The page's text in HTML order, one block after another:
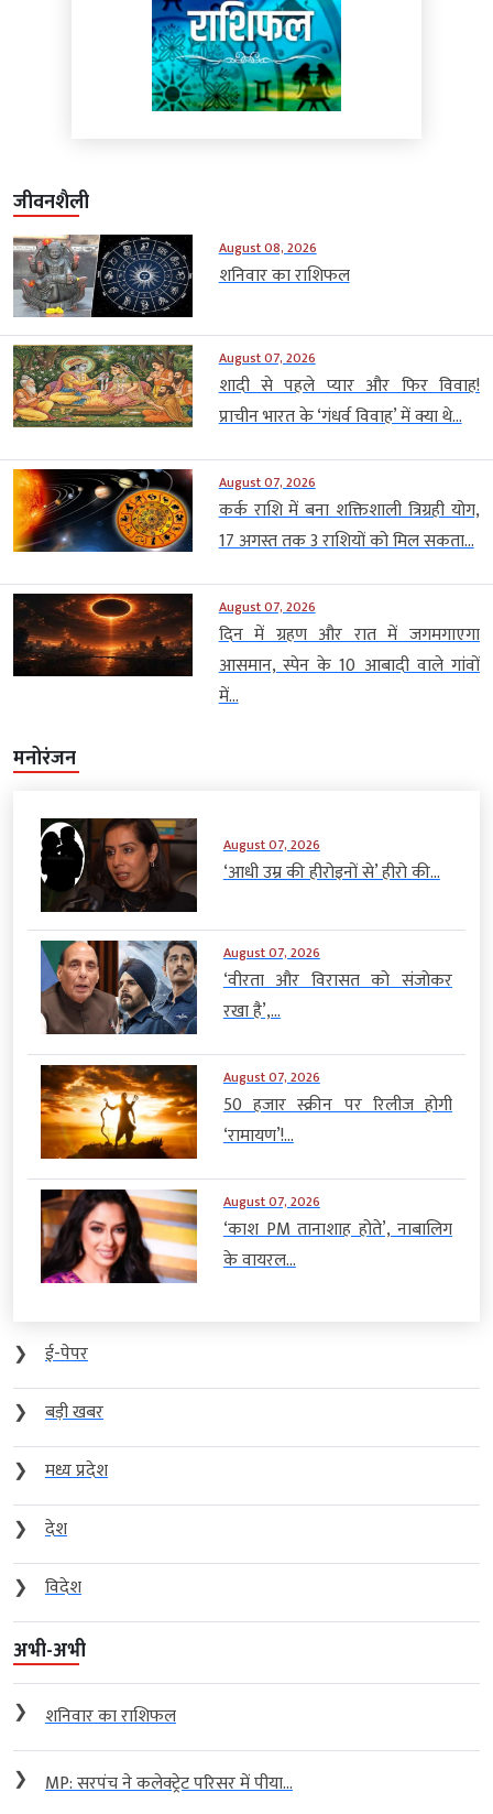
जीवनशैली
August 08, 2026
शनिवार का राशिफल
August 07, 2026
शादी से पहले प्यार और फिर विवाह!
प्राचीन भारत के ‘गंधर्व विवाह’ में क्या थे...
August 07, 2026
कर्क राशि में बना शक्तिशाली त्रिग्रही योग,
17 अगस्त तक 3 राशियों को मिल सकता...
August 07, 2026
दिन में ग्रहण और रात में जगमगाएगा
आसमान, स्पेन के 10 आबादी वाले गांवों
में...
मनोरंजन
August 07, 2026
‘आधी उम्र की हीरोइनों से’ हीरो की...
August 07, 2026
‘वीरता और विरासत को संजोकर
रखा है’,...
August 07, 2026
50 हजार स्क्रीन पर रिलीज होगी
‘रामायण’!...
August 07, 2026
‘काश PM तानाशाह होते’, नाबालिग
के वायरल...
❯
ई-पेपर
❯
बड़ी खबर
❯
मध्य प्रदेश
❯
देश
❯
विदेश
अभी-अभी
❯ शनिवार का राशिफल
❯ MP: सरपंच ने कलेक्ट्रेट परिसर में पीया...